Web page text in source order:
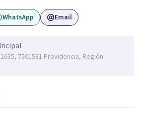
de acompañarte! Puedes
una primera sesión
WhatsApp Email
7501581 Providencia, Región